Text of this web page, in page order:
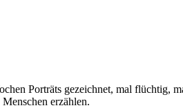
Porträts gezeichnet, mal flüchtig,
erzählen.